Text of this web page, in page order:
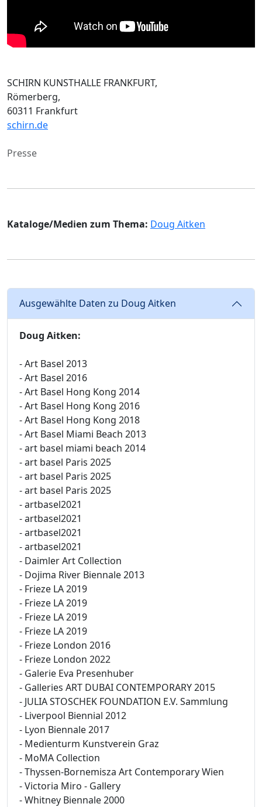
SCHIRN KUNSTHALLE FRANKFURT,
Römerberg,
60311 Frankfurt
schirn.de
Presse
Kataloge/Medien zum Thema: Doug Aitken
Ausgewählte Daten zu Doug Aitken
Doug Aitken:
- Art Basel 2013
- Art Basel 2016
- Art Basel Hong Kong 2014
- Art Basel Hong Kong 2016
- Art Basel Hong Kong 2018
- Art Basel Miami Beach 2013
- art basel miami beach 2014
- art basel Paris 2025
- art basel Paris 2025
- art basel Paris 2025
- artbasel2021
- artbasel2021
- artbasel2021
- artbasel2021
- Daimler Art Collection
- Dojima River Biennale 2013
- Frieze LA 2019
- Frieze LA 2019
- Frieze LA 2019
- Frieze LA 2019
- Frieze London 2016
- Frieze London 2022
- Galerie Eva Presenhuber
- Galleries ART DUBAI CONTEMPORARY 2015
- JULIA STOSCHEK FOUNDATION E.V. Sammlung
- Liverpool Biennial 2012
- Lyon Biennale 2017
- Medienturm Kunstverein Graz
- MoMA Collection
- Thyssen-Bornemisza Art Contemporary Wien
- Victoria Miro - Gallery
- Whitney Biennale 2000